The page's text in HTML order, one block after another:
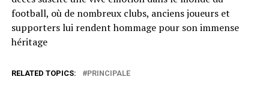
football, où de nombreux clubs, anciens joueurs et
supporters lui rendent hommage pour son immense
héritage
RELATED TOPICS: PRINCIPALE